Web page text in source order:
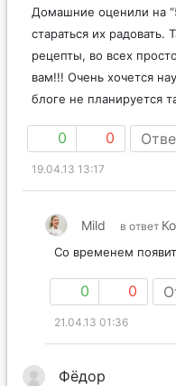
Домашние оценили на
стараться их радовать.
рецепты, во всех
вам!!! Очень хочется
блоге не планируется
0 0
19.04.13 13:17
Mild в ответ
Со временем
0 0
21.04.13 01:36
Фёдор